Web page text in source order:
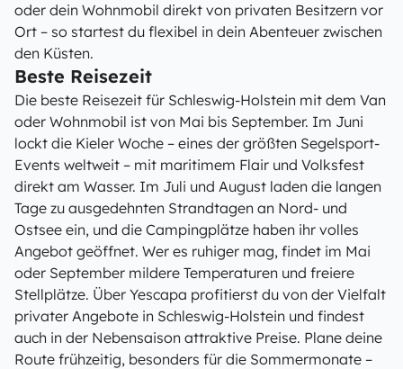
oder dein Wohnmobil direkt von privaten Besitzern vor
Ort – so startest du flexibel in dein Abenteuer zwischen
den Küsten.
Beste Reisezeit
Die beste Reisezeit für Schleswig-Holstein mit dem Van
oder Wohnmobil ist von Mai bis September. Im Juni
lockt die Kieler Woche – eines der größten Segelsport-
Events weltweit – mit maritimem Flair und Volksfest
direkt am Wasser. Im Juli und August laden die langen
Tage zu ausgedehnten Strandtagen an Nord- und
Ostsee ein, und die Campingplätze haben ihr volles
Angebot geöffnet. Wer es ruhiger mag, findet im Mai
oder September mildere Temperaturen und freiere
Stellplätze. Über Yescapa profitierst du von der Vielfalt
privater Angebote in Schleswig-Holstein und findest
auch in der Nebensaison attraktive Preise. Plane deine
Route frühzeitig, besonders für die Sommermonate –